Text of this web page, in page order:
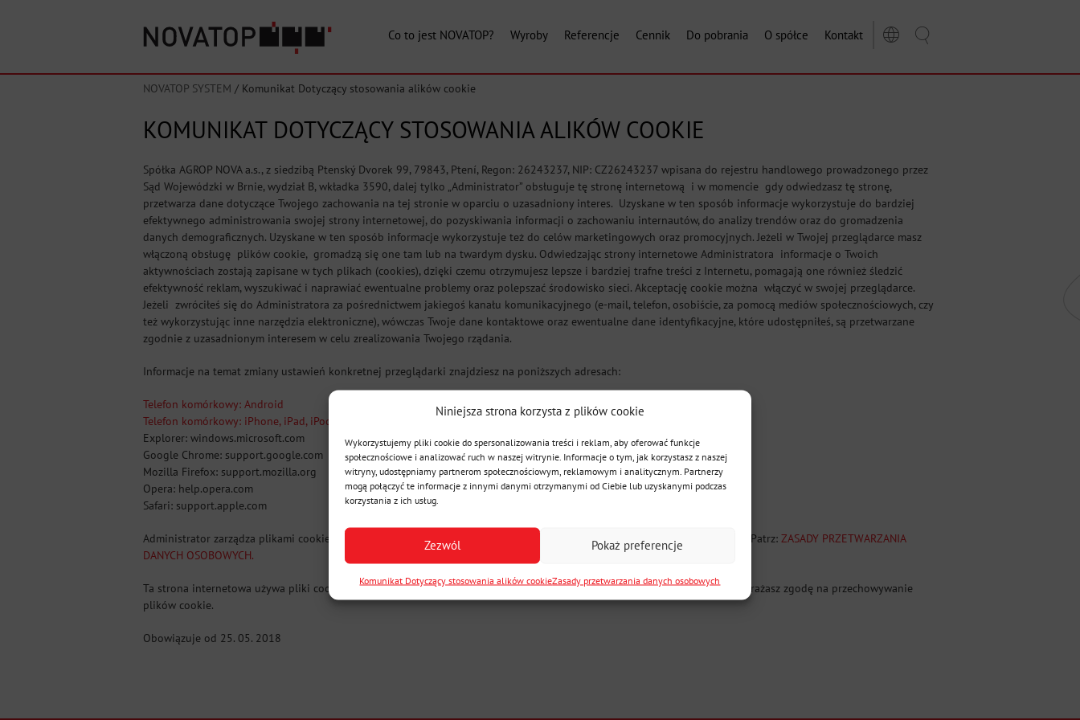
Niniejsza strona korzysta z plików cookie
Wykorzystujemy pliki cookie do spersonalizowania treści i reklam, aby oferować funkcje
społecznościowe i analizować ruch w naszej witrynie. Informacje o tym, jak korzystasz z naszej
witryny, udostępniamy partnerom społecznościowym, reklamowym i analitycznym. Partnerzy
mogą połączyć te informacje z innymi danymi otrzymanymi od Ciebie lub uzyskanymi podczas
korzystania z ich usług.
Zezwól Pokaż preferencje
Komunikat Dotyczący stosowania alików cookieZasady przetwarzania danych osobowych
Co to jest NOVATOP? Wyroby Referencje Cennik Do pobrania O spółce Kontakt
NOVATOP SYSTEM / Komunikat Dotyczący stosowania alików cookie
KOMUNIKAT DOTYCZĄCY STOSOWANIA ALIKÓW COOKIE
Spółka AGROP NOVA a.s., z siedzibą Ptenský Dvorek 99, 79843, Ptení, Regon: 26243237, NIP: CZ26243237 wpisana do rejestru handlowego prowadzonego przez
Sąd Wojewódzki w Brnie, wydział B, wkładka 3590, dalej tylko „Administrator” obsługuje tę stronę internetową i w momencie gdy odwiedzasz tę stronę,
przetwarza dane dotyczące Twojego zachowania na tej stronie w oparciu o uzasadniony interes. Uzyskane w ten sposób informacje wykorzystuje do bardziej
efektywnego administrowania swojej strony internetowej, do pozyskiwania informacji o zachowaniu internautów, do analizy trendów oraz do gromadzenia
danych demograficznych. Uzyskane w ten sposób informacje wykorzystuje też do celów marketingowych oraz promocyjnych. Jeżeli w Twojej przeglądarce masz
włączoną obsługę plików cookie, gromadzą się one tam lub na twardym dysku. Odwiedzając strony internetowe Administratora informacje o Twoich
aktywnościach zostają zapisane w tych plikach (cookies), dzięki czemu otrzymujesz lepsze i bardziej trafne treści z Internetu, pomagają one również śledzić
efektywność reklam, wyszukiwać i naprawiać ewentualne problemy oraz polepszać środowisko sieci. Akceptację cookie można włączyć w swojej przeglądarce.
Jeżeli zwróciłeś się do Administratora za pośrednictwem jakiegoś kanału komunikacyjnego (e-mail, telefon, osobiście, za pomocą mediów społecznościowych, czy
też wykorzystując inne narzędzia elektroniczne), wówczas Twoje dane kontaktowe oraz ewentualne dane identyfikacyjne, które udostępniłeś, są przetwarzane
zgodnie z uzasadnionym interesem w celu zrealizowania Twojego rządania.
Informacje na temat zmiany ustawień konkretnej przeglądarki znajdziesz na poniższych adresach:
Telefon komórkowy: Android
Telefon komórkowy: iPhone, iPad, iPod touch
Explorer: windows.microsoft.com
Google Chrome: support.google.com
Mozilla Firefox: support.mozilla.org
Opera: help.opera.com
Safari: support.apple.com
Administrator zarządza plikami cookie zgodnie z obowiązującymi przepisami prawa w zakresie ochrony danych osobowych. Patrz: ZASADY PRZETWARZANIA
DANYCH OSOBOWYCH.
Ta strona internetowa używa pliki cookie do świadczena usług oraz do analizy ilości odwiedzin. Odwiedzając tę witrynę wyrażasz zgodę na przechowywanie
plików cookie.
Obowiązuje od 25. 05. 2018